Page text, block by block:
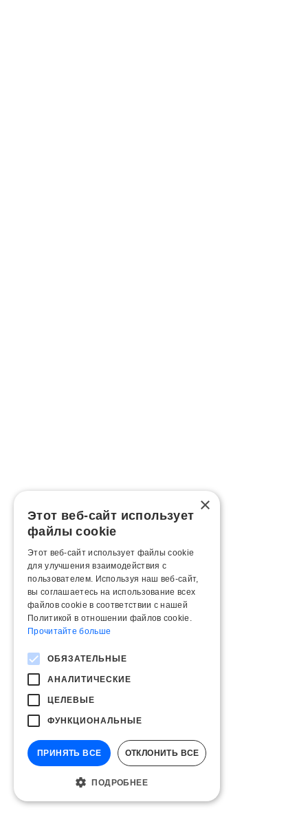
×
Этот веб-сайт использует
файлы cookie
Этот веб-сайт использует файлы cookie
для улучшения взаимодействия с
пользователем. Используя наш веб-сайт,
вы соглашаетесь на использование всех
файлов cookie в соответствии с нашей
Политикой в ​​отношении файлов cookie.
Прочитайте больше
ОБЯЗАТЕЛЬНЫЕ
АНАЛИТИЧЕСКИЕ
ЦЕЛЕВЫЕ
ФУНКЦИОНАЛЬНЫЕ
ПРИНЯТЬ ВСЕ ОТКЛОНИТЬ ВСЕ
ПОДРОБНЕЕ